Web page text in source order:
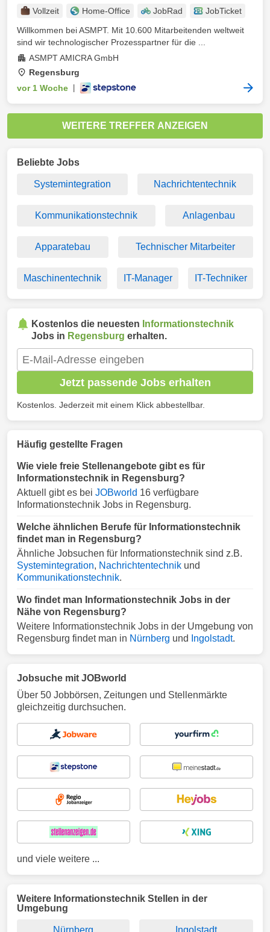
Vollzeit Home-Office JobRad
JobTicket
Willkommen bei ASMPT. Mit 10.600 Mitarbeitenden weltweit
sind wir technologischer Prozesspartner für die ...
ASMPT AMICRA GmbH
Regensburg
vor 1 Woche
WEITERE TREFFER ANZEIGEN
Beliebte Jobs
Systemintegration Nachrichtentechnik
Kommunikationstechnik Anlagenbau
Apparatebau Technischer Mitarbeiter
Maschinentechnik IT-Manager IT-Techniker
Kostenlos die neuesten Informationstechnik
Jobs in Regensburg erhalten.
Jetzt passende Jobs erhalten
Kostenlos. Jederzeit mit einem Klick abbestellbar.
Häufig gestellte Fragen
Wie viele freie Stellenangebote gibt es für
Informationstechnik in Regensburg?
Aktuell gibt es bei JOBworld 16 verfügbare
Informationstechnik Jobs in Regensburg.
Welche ähnlichen Berufe für Informationstechnik
findet man in Regensburg?
Ähnliche Jobsuchen für Informationstechnik sind z.B.
Systemintegration, Nachrichtentechnik und
Kommunikationstechnik.
Wo findet man Informationstechnik Jobs in der
Nähe von Regensburg?
Weitere Informationstechnik Jobs in der Umgebung von
Regensburg findet man in Nürnberg und Ingolstadt.
Jobsuche mit JOBworld
Über 50 Jobbörsen, Zeitungen und Stellenmärkte
gleichzeitig durchsuchen.
und viele weitere ...
Weitere Informationstechnik Stellen in der
Umgebung
Nürnberg Ingolstadt